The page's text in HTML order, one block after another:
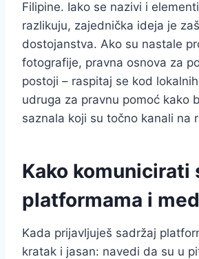
Filipine. Iako se nazivi i
razlikuju, zajednička ideja je
dostojanstva. Ako su nastale
fotografije, pravna osnova za
postoji – raspitaj se kod
udruga za pravnu pomoć kako
saznala koji su točno kanali na
Kako komunicirati
platformama i
Kada prijavljuješ sadržaj
kratak i jasan: navedi da su u